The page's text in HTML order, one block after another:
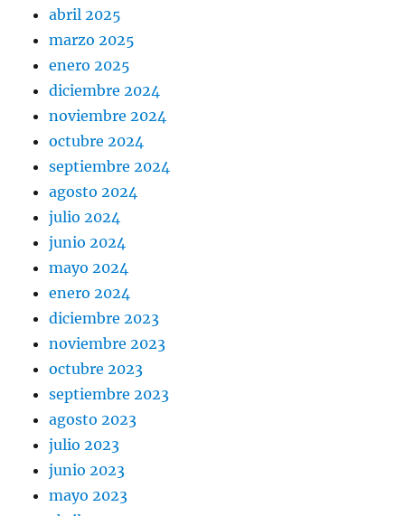
abril 2025
marzo 2025
enero 2025
diciembre 2024
noviembre 2024
octubre 2024
septiembre 2024
agosto 2024
julio 2024
junio 2024
mayo 2024
enero 2024
diciembre 2023
noviembre 2023
octubre 2023
septiembre 2023
agosto 2023
julio 2023
junio 2023
mayo 2023